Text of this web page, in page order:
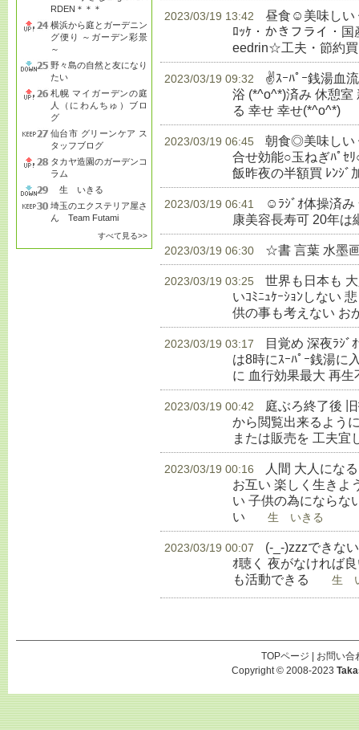
RDEN＊＊＊
横浜から庭とガーデニン
グ便り ～ガーデン彩景
～
野々島の自然と友になり
たい
札幌 マイガーデンの庭
人（にわんちゅ）ブロ
グ
仙台市 グリーンケア ス
タッフブログ
タカヤ造園のガーデンコ
ラム
生 いきる
埼玉のエクステリア屋さ
ん Team Futami
すべて見る>>
2023/03/19 13:42
昼食☺美味しい
ﾛｯｹ・かきフライ・国
eedrin☆工夫・節約買
2023/03/19 09:32
✌ｽｰﾊﾟｰ銭湯血
浴 (*^o^*)済み 休憩室
る 幸せ 幸せ(*^o^*)
2023/03/19 06:45
朝食◎美味しい
合せ効能○玉ねぎﾊﾟｾ
飯昨夜の半額買 ﾚﾝｼﾞ
2023/03/19 06:41
☺ﾗｼﾞｵ体操済み
康美容長寿可 20年は
2023/03/19 06:30 ☆書 言葉 水墨
2023/03/19 03:25
世界も日本も
いｺﾐﾆｭｹｰｼｮﾝしない
供の事も考えない お
2023/03/19 03:17
目覚め 深夜ﾗｼﾞ
は8時にｽｰﾊﾟｰ銭湯に
に 血行効果最大 再
2023/03/19 00:42
庭ぶろ終了後
から閲覧出来るよう
または販売を 工夫宜
2023/03/19 00:16
人間 大人にな
お互い 楽しく生きよ
い 子供の為にならな
い 生 いきる
2023/03/19 00:07
(-_-)zzzできな
ｵ聴く 夜がなければ
も活動できる
生 い
TOPページ
お問い合
Copyright © 2008-2023